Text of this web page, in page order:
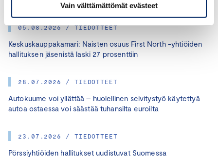
Vain välttämättömät evästeet
05.08.2026 / TIEDOTTEET
Keskuskauppakamari: Naisten osuus First North -yhtiöiden
hallituksen jäsenistä laski 27 prosenttiin
28.07.2026 / TIEDOTTEET
Autokuume voi yllättää – huolellinen selvitystyö käytettyä
autoa ostaessa voi säästää tuhansilta euroilta
23.07.2026 / TIEDOTTEET
Pörssiyhtiöiden hallitukset uudistuvat Suomessa